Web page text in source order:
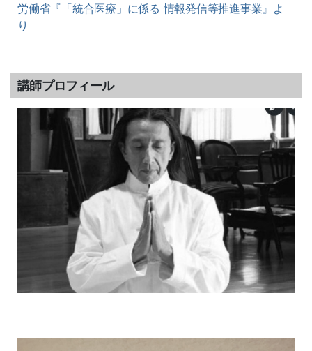
労働省『「統合医療」に係る 情報発信等推進事業』よ
り
講師プロフィール